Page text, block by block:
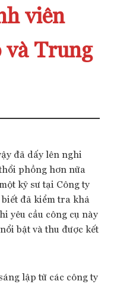
viên
Trung
đã dấy lên nghi
phồng hơn nữa
kỹ sư tại Công ty
đã kiểm tra khả
yêu cầu công cụ này
bật và thu được kết
lập từ các công ty